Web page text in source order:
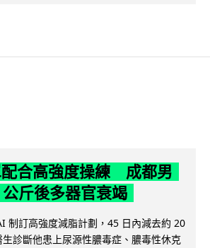
合高強度操練 成都男
斤後多器官衰竭
制訂高強度減脂計劃，45 日內減去約 20
診斷他患上尿源性膿毒症、膿毒性休克